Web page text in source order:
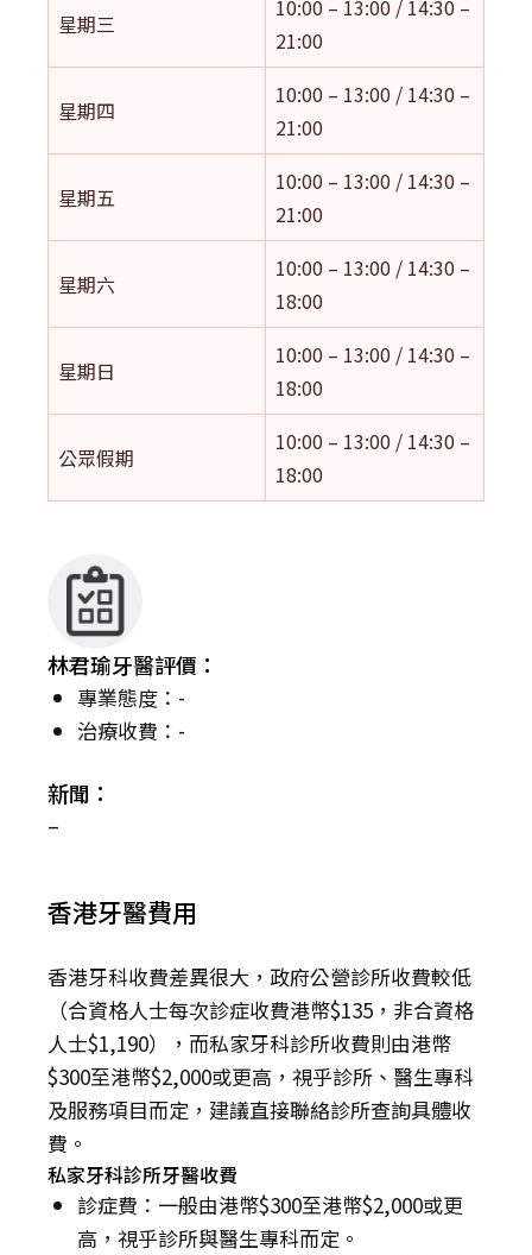
星期三
10:00 – 13:00 / 14:30 –
21:00
星期四
10:00 – 13:00 / 14:30 –
21:00
星期五
10:00 – 13:00 / 14:30 –
21:00
星期六
10:00 – 13:00 / 14:30 –
18:00
星期日
10:00 – 13:00 / 14:30 –
18:00
公眾假期
10:00 – 13:00 / 14:30 –
18:00
林君瑜牙醫評價：
專業態度：-
治療收費：-
新聞：
–
香港牙醫費用
香港牙科收費差異很大，政府公營診所收費較低
（合資格人士每次診症收費港幣$135，非合資格
人士$1,190），而私家牙科診所收費則由港幣
$300至港幣$2,000或更高，視乎診所、醫生專科
及服務項目而定，建議直接聯絡診所查詢具體收
費。
私家牙科診所牙醫收費
診症費：一般由港幣$300至港幣$2,000或更
高，視乎診所與醫生專科而定。